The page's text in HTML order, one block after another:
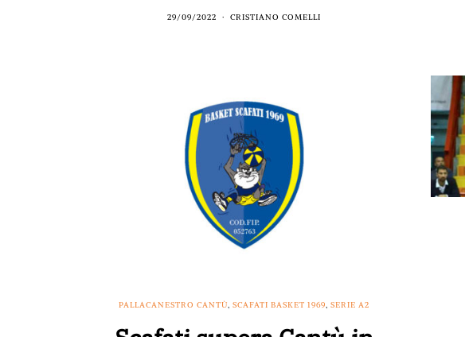
29/09/2022 CRISTIANO COMELLI
PALLACANESTRO CANTÙ, SCAFATI BASKET 1969, SERIE A2